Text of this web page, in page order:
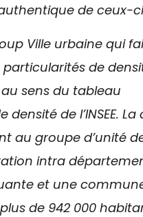
de ceux-
Ville urbaine qui
particularités de
sens du tableau
de l’INSEE. La
au groupe d’unité
intra
et une
de 942 000